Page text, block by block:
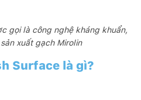
gọi là công nghệ kháng khuẩn,
xuất gạch Mirolin
Surface là gì?